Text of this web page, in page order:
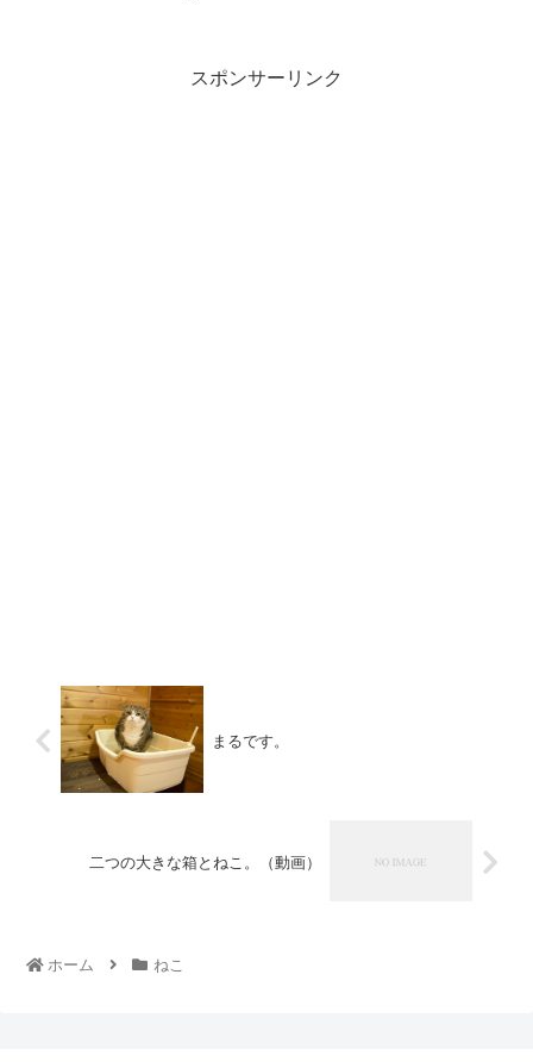
スポンサーリンク
まるです。
二つの大きな箱とねこ。（動画）
ホーム ねこ